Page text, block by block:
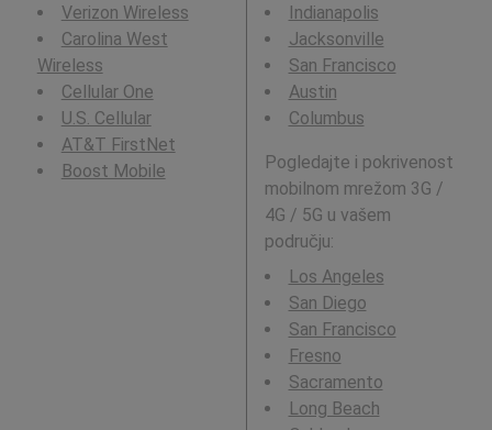
Verizon Wireless
Carolina West
Wireless
Cellular One
U.S. Cellular
AT&T FirstNet
Boost Mobile
Indianapolis
Jacksonville
San Francisco
Austin
Columbus
Pogledajte i pokrivenost
mobilnom mrežom 3G /
4G / 5G u vašem
području:
Los Angeles
San Diego
San Francisco
Fresno
Sacramento
Long Beach